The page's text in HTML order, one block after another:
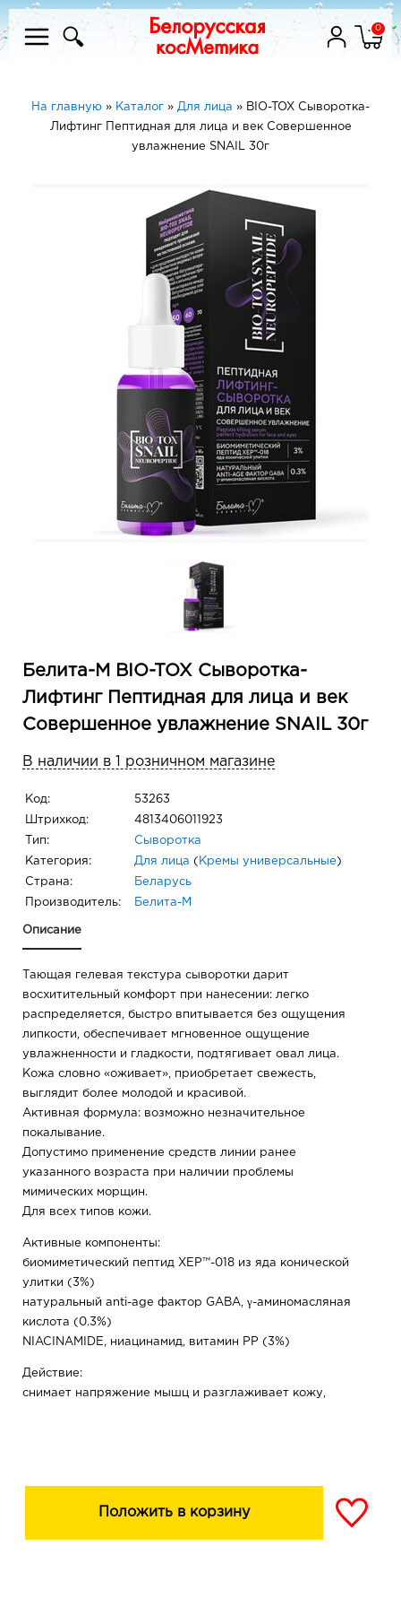
0
На главную » Каталог » Для лица » BIO-TOX Сыворотка-
Лифтинг Пептидная для лица и век Совершенное
увлажнение SNAIL 30г
Белита-М BIO-TOX Сыворотка-
Лифтинг Пептидная для лица и век
Совершенное увлажнение SNAIL 30г
В наличии в 1 розничном магазине
Код: 53263
Штрихкод: 4813406011923
Тип: Сыворотка
Категория: Для лица ( Кремы универсальные )
Страна: Беларусь
Производитель: Белита-М
Описание
Тающая гелевая текстура сыворотки дарит
восхитительный комфорт при нанесении: легко
распределяется, быстро впитывается без ощущения
липкости, обеспечивает мгновенное ощущение
увлажненности и гладкости, подтягивает овал лица.
Кожа словно «оживает», приобретает свежесть,
выглядит более молодой и красивой.
Активная формула: возможно незначительное
покалывание.
Допустимо применение средств линии ранее
указанного возраста при наличии проблемы
мимических морщин.
Для всех типов кожи.
Активные компоненты:
биомиметический пептид ХЕР™-018 из яда конической
улитки (3%)
натуральный anti-age фактор GABA, γ-аминомасляная
кислота (0.3%)
NIACINAMIDE, ниацинамид, витамин РР (3%)
Действие:
снимает напряжение мышц и разглаживает кожу,
Положить в корзину